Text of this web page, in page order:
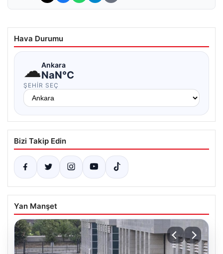
Hava Durumu
☁Ankara
NaN°C
ŞEHIR SEÇ
Bizi Takip Edin
Yan Manşet